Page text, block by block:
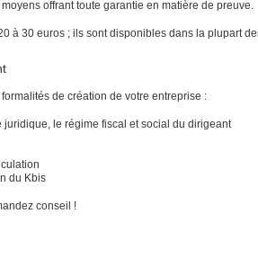
offrant toute garantie en matière de preuve.
à 30 euros ; ils sont disponibles dans la plupart
de création de votre entreprise :
le régime fiscal et social du dirigeant
du Kbis
conseil !